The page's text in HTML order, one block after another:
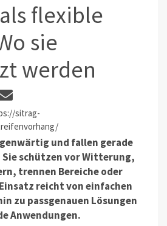
flexible
sie
werden
sitrag-
und fallen gerade
Sie schützen vor Witterung,
trennen Bereiche oder
reicht von einfachen
zu passgenauen Lösungen
Anwendungen.